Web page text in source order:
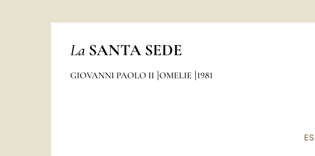
La SANTA SEDE
GIOVANNI PAOLO II OMELIE 1981
ES